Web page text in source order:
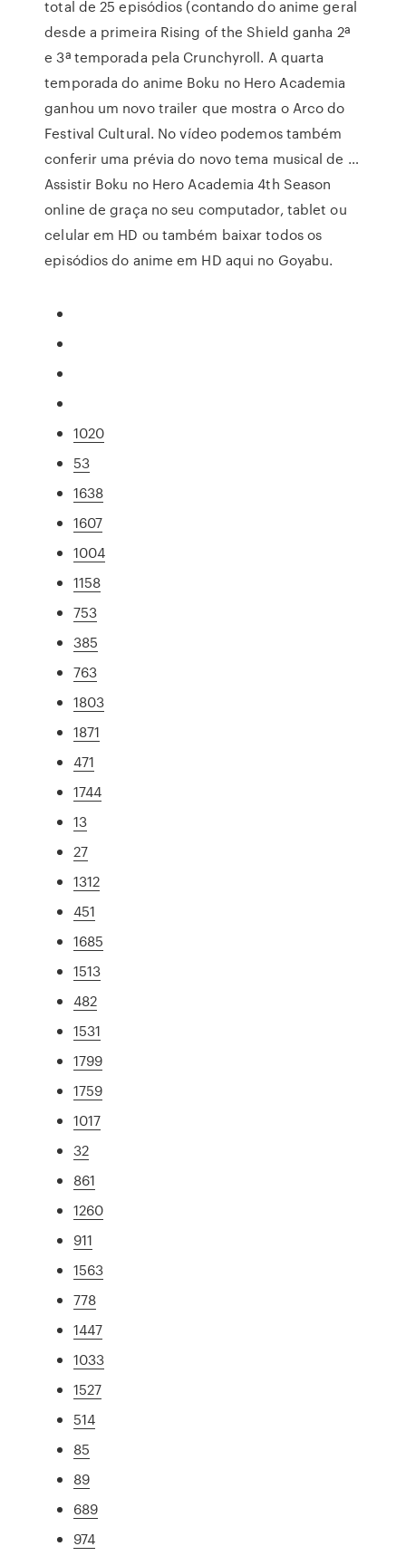
total de 25 episódios (contando do anime geral
desde a primeira Rising of the Shield ganha 2ª
e 3ª temporada pela Crunchyroll. A quarta
temporada do anime Boku no Hero Academia
ganhou um novo trailer que mostra o Arco do
Festival Cultural. No vídeo podemos também
conferir uma prévia do novo tema musical de …
Assistir Boku no Hero Academia 4th Season
online de graça no seu computador, tablet ou
celular em HD ou também baixar todos os
episódios do anime em HD aqui no Goyabu.
1020
53
1638
1607
1004
1158
753
385
763
1803
1871
471
1744
13
27
1312
451
1685
1513
482
1531
1799
1759
1017
32
861
1260
911
1563
778
1447
1033
1527
514
85
89
689
974